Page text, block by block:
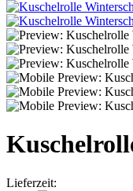
Lieferzeit: